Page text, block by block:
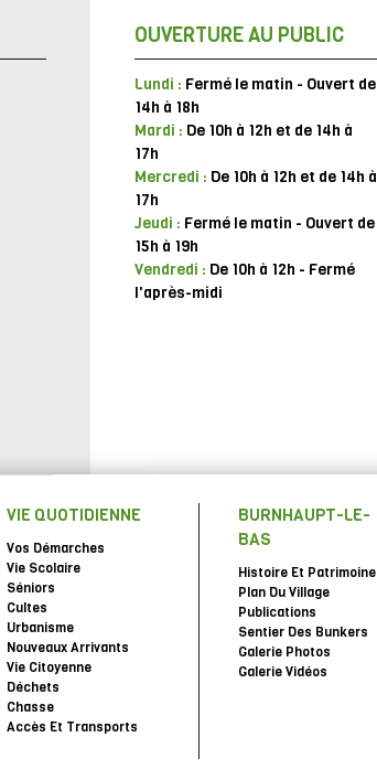
OUVERTURE AU PUBLIC
Lundi : Fermé le matin - Ouvert de
14h à 18h
Mardi : De 10h à 12h et de 14h à
17h
Mercredi : De 10h à 12h et de 14h à
17h
Jeudi : Fermé le matin - Ouvert de
15h à 19h
Vendredi : De 10h à 12h - Fermé
l'après-midi
VIE QUOTIDIENNE
Vos Démarches
Vie Scolaire
Séniors
Cultes
Urbanisme
Nouveaux Arrivants
Vie Citoyenne
Déchets
Chasse
Accès Et Transports
BURNHAUPT-LE-
BAS
Histoire Et Patrimoine
Plan Du Village
Publications
Sentier Des Bunkers
Galerie Photos
Galerie Vidéos